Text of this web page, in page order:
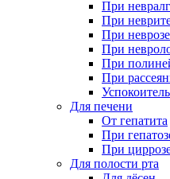
При
При
При неврозе
При
При
При
Для печени
От гепатита
При
При
Для полости рта